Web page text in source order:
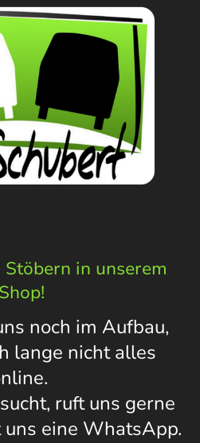
in unserem
Shop!
noch im Aufbau,
lange nicht alles
ruft uns gerne
eine WhatsApp.